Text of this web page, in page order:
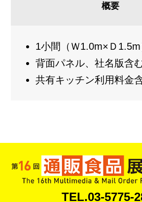
概要
1小間（Ｗ1.0m×Ｄ1.5m
背面パネル、社名版含
共有キッチン利用料金
TEL.03-5775-